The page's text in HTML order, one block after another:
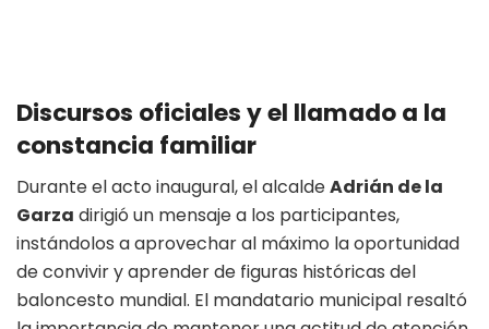
Discursos oficiales y el llamado a la
constancia familiar
Durante el acto inaugural, el alcaldeAdrián de la
Garza dirigió un mensaje a los participantes,
instándolos a aprovechar al máximo la oportunidad
de convivir y aprender de figuras históricas del
baloncesto mundial. El mandatario municipal resaltó